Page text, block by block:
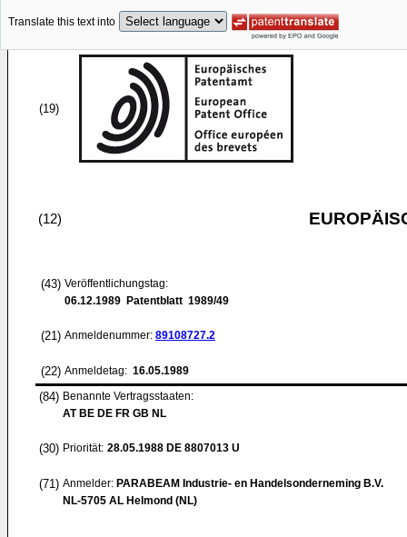
Translate this text into
(19)
(12)
(43) Veröffentlichungstag:
06.12.1989 Patentblatt 1989/49
(21) Anmeldenummer: 89108727.2
(22) Anmeldetag: 16.05.1989
(84) Benannte Vertragsstaaten:
AT BE DE FR GB NL
(30) Priorität: 28.05.1988 DE 8807013 U
(71) Anmelder: PARABEAM Industrie- en Handelsonderneming B.V.
NL-5705 AL Helmond (NL)